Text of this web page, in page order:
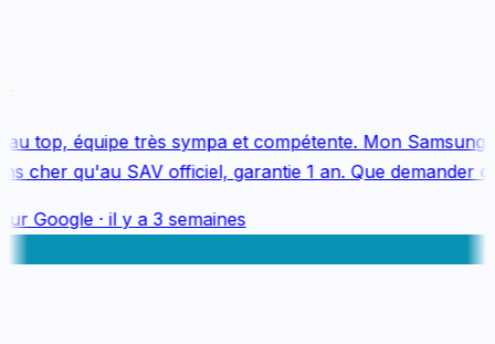
top, équipe très sympa et compétente. Mon Samsung
cher qu'au SAV officiel, garantie 1 an. Que demander de
Google· il y a 3 semaines